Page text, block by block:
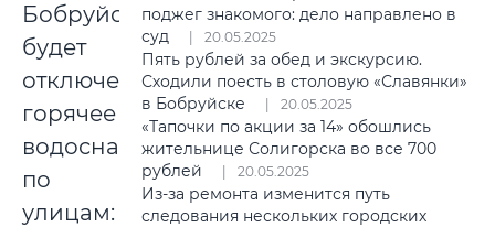
Бобруйске
будет
отключено
горячее
водоснабжение
по
улицам:
поджег знакомого: дело направлено в
суд
20.05.2025
Пять рублей за обед и экскурсию.
Сходили поесть в столовую «Славянки»
в Бобруйске
20.05.2025
«Тапочки по акции за 14» обошлись
жительнице Солигорска во все 700
рублей
20.05.2025
Из-за ремонта изменится путь
следования нескольких городских